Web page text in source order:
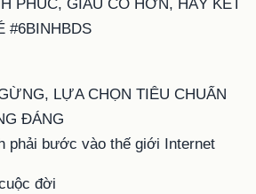
PHÚC, GIÀU CÓ HƠN, HÃY KẾT
#6BINHBDS
LỰA CHỌN TIÊU CHUẨN
ĐÁNG
đời